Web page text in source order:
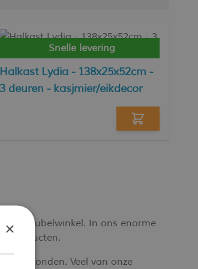
Snelle levering
Halkast Lydia - 138x25x52cm -
3 deuren - kasjmier/eikdecor
meubelwinkel. In ons enorme
producten.
verzonden. Veel van onze
×